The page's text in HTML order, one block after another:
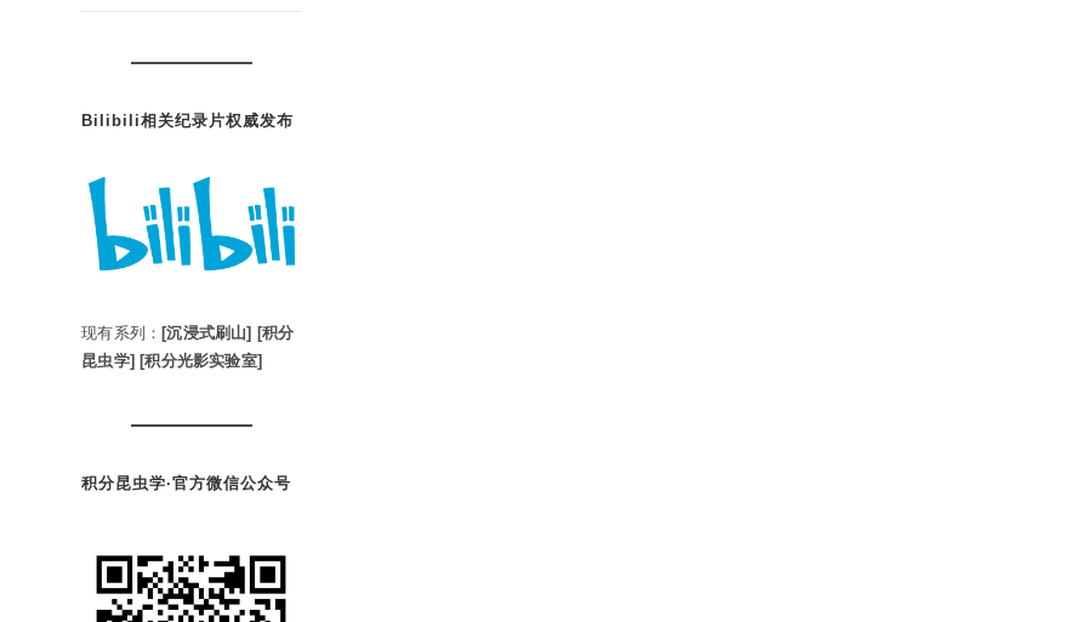
Bilibili相关纪录片权威发布
现有系列： [沉浸式刷山] [积分
昆虫学] [积分光影实验室]
积分昆虫学·官方微信公众号